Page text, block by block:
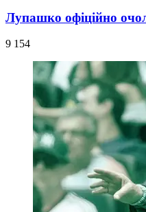
Лупашко офіційно
9 154